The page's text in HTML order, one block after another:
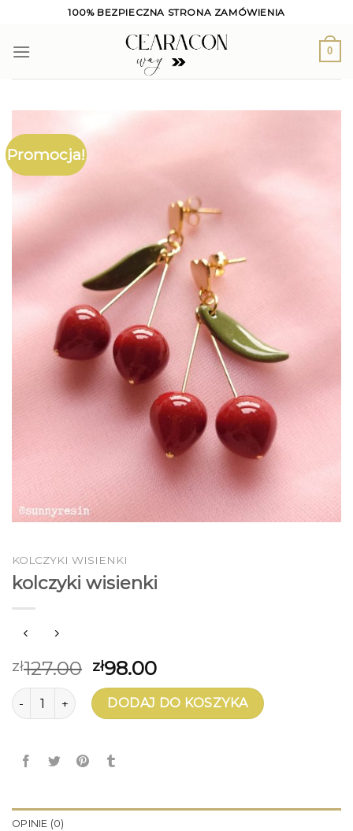
content
100% BEZPIECZNA STRONA ZAMÓWIENIA
0
Promocja!
KOLCZYKI WISIENKI
kolczyki wisienki
zł127.00 zł98.00
ilość kolczyki wisienkiDODAJ DO KOSZYKA
OPINIE (0)